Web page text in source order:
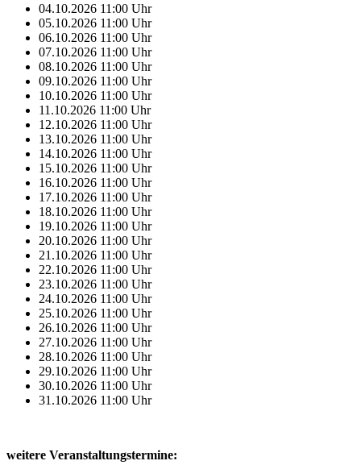
04.10.2026 11:00 Uhr
05.10.2026 11:00 Uhr
06.10.2026 11:00 Uhr
07.10.2026 11:00 Uhr
08.10.2026 11:00 Uhr
09.10.2026 11:00 Uhr
10.10.2026 11:00 Uhr
11.10.2026 11:00 Uhr
12.10.2026 11:00 Uhr
13.10.2026 11:00 Uhr
14.10.2026 11:00 Uhr
15.10.2026 11:00 Uhr
16.10.2026 11:00 Uhr
17.10.2026 11:00 Uhr
18.10.2026 11:00 Uhr
19.10.2026 11:00 Uhr
20.10.2026 11:00 Uhr
21.10.2026 11:00 Uhr
22.10.2026 11:00 Uhr
23.10.2026 11:00 Uhr
24.10.2026 11:00 Uhr
25.10.2026 11:00 Uhr
26.10.2026 11:00 Uhr
27.10.2026 11:00 Uhr
28.10.2026 11:00 Uhr
29.10.2026 11:00 Uhr
30.10.2026 11:00 Uhr
31.10.2026 11:00 Uhr
weitere Veranstaltungstermine: